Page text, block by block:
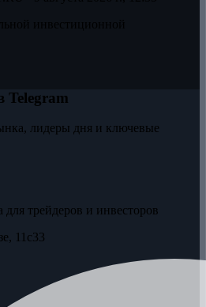
Telegram
лидеры дня и ключевые
трейдеров и инвесторов
11с33